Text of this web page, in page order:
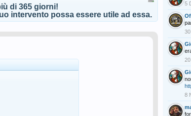
di 365 giorni!
intervento possa essere utile ad essa.
5
8